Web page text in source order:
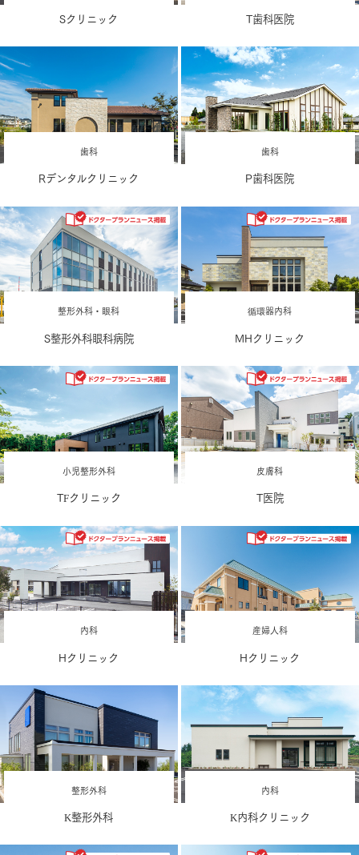
Sクリニック T歯科医院
歯科
Rデンタルクリニック
歯科
P歯科医院
整形外科・眼科
S整形外科眼科病院
循環器内科
MHクリニック
小児整形外科
TFクリニック
皮膚科
T医院
内科
Hクリニック
産婦人科
Hクリニック
整形外科
K整形外科
内科
K内科クリニック